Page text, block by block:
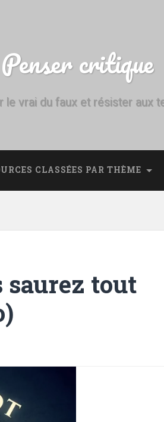
Penser critique
le vrai du faux et résister aux
CLASSÉES PAR THÈME
saurez tout